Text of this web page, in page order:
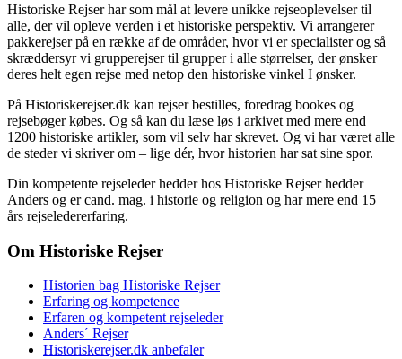
Historiske Rejser har som mål at levere unikke rejseoplevelser til
alle, der vil opleve verden i et historiske perspektiv. Vi arrangerer
pakkerejser på en række af de områder, hvor vi er specialister og så
skræddersyr vi grupperejser til grupper i alle størrelser, der ønsker
deres helt egen rejse med netop den historiske vinkel I ønsker.
På Historiskerejser.dk kan rejser bestilles, foredrag bookes og
rejsebøger købes. Og så kan du læse løs i arkivet med mere end
1200 historiske artikler, som vil selv har skrevet. Og vi har været alle
de steder vi skriver om – lige dér, hvor historien har sat sine spor.
Din kompetente rejseleder hedder hos Historiske Rejser hedder
Anders og er cand. mag. i historie og religion og har mere end 15
års rejseledererfaring.
Om Historiske Rejser
Historien bag Historiske Rejser
Erfaring og kompetence
Erfaren og kompetent rejseleder
Anders´ Rejser
Historiskerejser.dk anbefaler